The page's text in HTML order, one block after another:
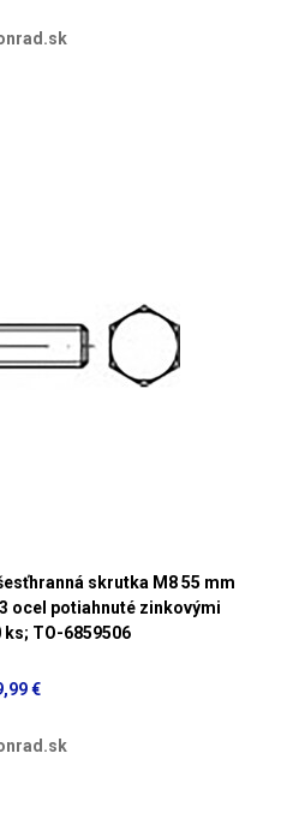
skrutka M8 55 mm
ocel potiahnuté zinkovými
ks; TO-6859506
€